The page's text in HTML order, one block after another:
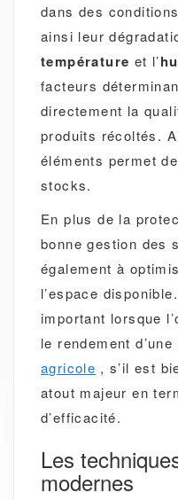
dans des
ainsi leur
température et l’
facteurs
directement la
produits récoltés.
éléments permet
stocks.
En plus de la
bonne gestion des
également à
l’espace
important lorsque
le rendement d’une
agricole , s’il est
atout majeur en
d’efficacité.
Les
modernes